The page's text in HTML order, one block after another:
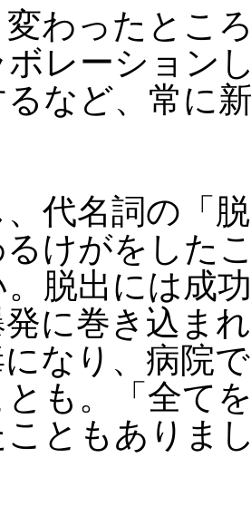
わったとこ
ボレーション
など、常に
代名詞の「
けがをした
脱出には成
に巻き込ま
なり、病院
も。「全て
こともありま